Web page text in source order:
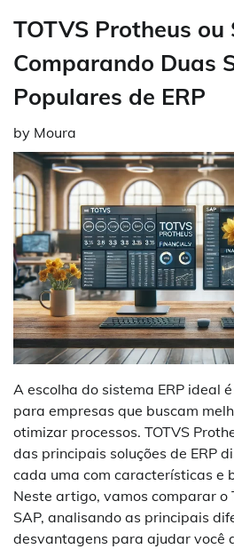
TOTVS Protheus ou
Comparando Duas
Populares de ERP
by Moura
A escolha do sistema ERP ideal
para empresas que buscam
otimizar processos. TOTVS
das principais soluções de ERP
cada uma com características e
Neste artigo, vamos comparar o
SAP, analisando as principais
desvantagens para ajudar você